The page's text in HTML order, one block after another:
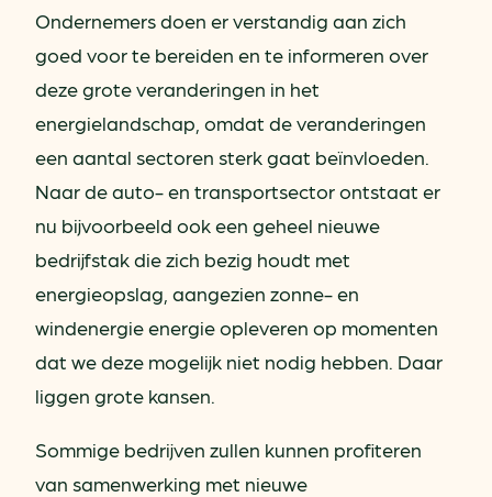
Ondernemers doen er verstandig aan zich
goed voor te bereiden en te informeren over
deze grote veranderingen in het
energielandschap, omdat de veranderingen
een aantal sectoren sterk gaat beïnvloeden.
Naar de auto- en transportsector ontstaat er
nu bijvoorbeeld ook een geheel nieuwe
bedrijfstak die zich bezig houdt met
energieopslag, aangezien zonne- en
windenergie energie opleveren op momenten
dat we deze mogelijk niet nodig hebben. Daar
liggen grote kansen.
Sommige bedrijven zullen kunnen profiteren
van samenwerking met nieuwe